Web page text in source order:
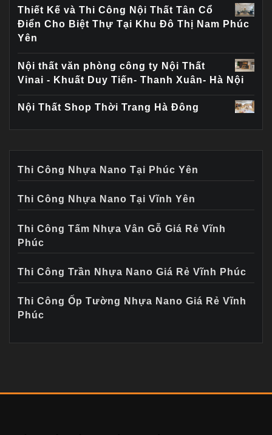
Thiết Kế và Thi Công Nội Thất Tân Cổ
Điển Cho Biệt Thự Tại Khu Đô Thị Nam Phúc
Yên
Nội thất văn phòng công ty Nội Thất
Vinai - Khuất Duy Tiến- Thanh Xuân- Hà Nội
Nội Thất Shop Thời Trang Hà Đông
Thi Công Nhựa Nano Tại Phúc Yên
Thi Công Nhựa Nano Tại Vĩnh Yên
Thi Công Tấm Nhựa Vân Gỗ Giá Rẻ Vĩnh
Phúc
Thi Công Trần Nhựa Nano Giá Rẻ Vĩnh Phúc
Thi Công Ốp Tường Nhựa Nano Giá Rẻ Vĩnh
Phúc